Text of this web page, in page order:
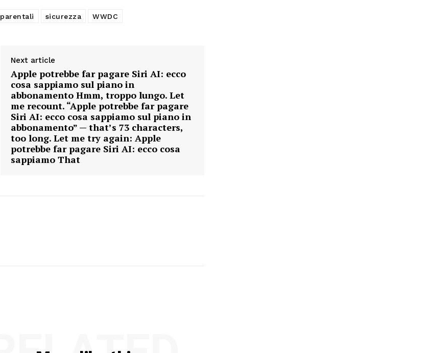
parentali sicurezza WWDC
Next article
Apple potrebbe far pagare Siri AI: ecco
cosa sappiamo sul piano in
abbonamento Hmm, troppo lungo. Let
me recount. “Apple potrebbe far pagare
Siri AI: ecco cosa sappiamo sul piano in
abbonamento” — that’s 73 characters,
too long. Let me try again: Apple
potrebbe far pagare Siri AI: ecco cosa
sappiamo That